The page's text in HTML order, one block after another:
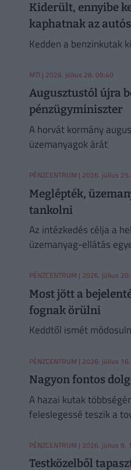
Kiderült, ennyibe
kaphatnak az
Kedden a benzinkutak
MTI | 2026. július 28. 09:40
Augusztustól újra
pénzügyminiszter
A horvát kormány
üzemanyagok árát
PÉNZCENTRUM | 2026. július
Meglépték,
tankolni
Az intézkedés célja a
üzemanyag-ellátás
PÉNZCENTRUM | 2026. július
Most jött a
fognak örülni
Keddtől ismét
PÉNZCENTRUM | 2026. július
Nagyon fontos
A hazai kutak
feleslegessé teszik a
PÉNZCENTRUM | 2026. július 9.
Testközelből